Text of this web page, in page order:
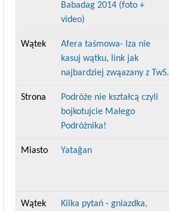
Babadag 2014 (foto +
video)
Wątek
Afera taśmowa- Iza nie
kasuj wątku, link jak
najbardziej zwąazany z TwS.
Strona
Podróże nie kształcą czyli
bojkotujcie Małego
Podróżnika!
Miasto Yatağan
Wątek
Kilka pytań - gniazdka,